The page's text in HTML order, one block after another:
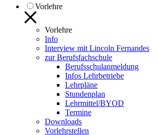
Vorlehre
Vorlehre
Info
Interview mit Lincoln Fernandes
zur Berufsfachschule
Berufsschulanmeldung
Infos Lehrbetriebe
Lehrpläne
Stundenplan
Lehrmittel/BYOD
Termine
Downloads
Vorlehrstellen